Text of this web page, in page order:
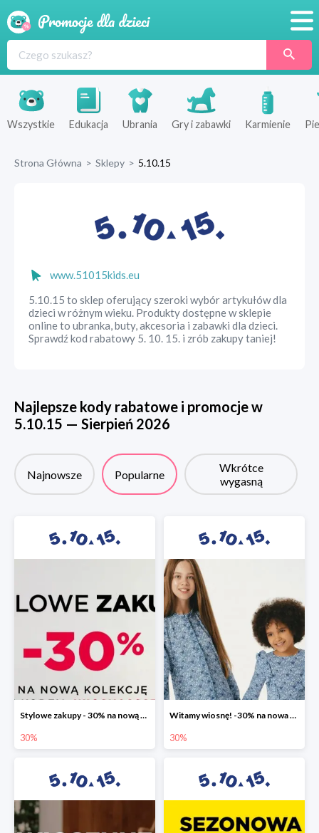
Produkty
Sklepy
Wszystkie Edukacja Ubrania Gry i zabawki Karmienie
Strona Główna > Sklepy > 5.10.15
www.51015kids.eu
5.10.15 to sklep oferujący szeroki wybór artykułów dla
dzieci w różnym wieku. Produkty dostępne w sklepie
online to ubranka, buty, akcesoria i zabawki dla dzieci.
Sprawdź kod rabatowy 5. 10. 15. i zrób zakupy taniej!
Najlepsze kody rabatowe i promocje w
5.10.15 — Sierpień 2026
Najnowsze Popularne
Wkrótce
wygasną
Stylowe zakupy - 30% na nową kolekcję
30%
Witamy wiosnę! -30% na nowa kolekcję
30%